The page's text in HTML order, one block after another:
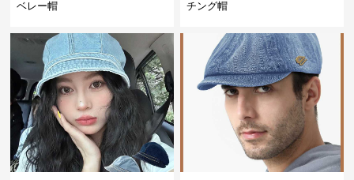
ベレー帽
チング帽